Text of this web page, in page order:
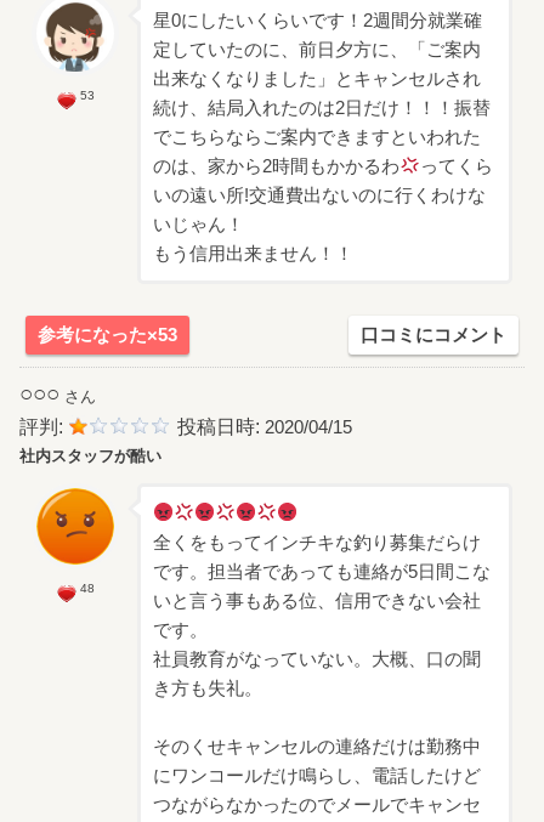
53
星0にしたいくらいです！2週間分就業確
定していたのに、前日夕方に、「ご案内
出来なくなりました」とキャンセルされ
続け、結局入れたのは2日だけ！！！振替
でこちらならご案内できますといわれた
のは、家から2時間もかかるわ
ってくら
いの遠い所!交通費出ないのに行くわけな
いじゃん！
もう信用出来ません！！
参考になった×53 口コミにコメント
○○○ さん
評判: 投稿日時: 2020/04/15
社内スタッフが酷い
48
全くをもってインチキな釣り募集だらけ
です。担当者であっても連絡が5日間こな
いと言う事もある位、信用できない会社
です。
社員教育がなっていない。大概、口の聞
き方も失礼。
そのくせキャンセルの連絡だけは勤務中
にワンコールだけ鳴らし、電話したけど
つながらなかったのでメールでキャンセ